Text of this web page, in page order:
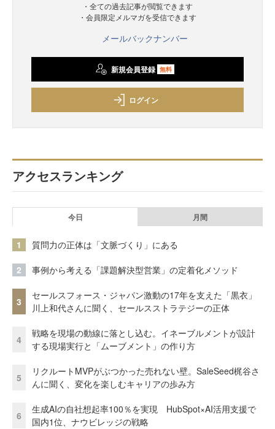
・全ての過去記事が閲覧できます
・会員限定メルマガを受信できます
メールバックナンバー
新規会員登録 無料
ログイン
アクセスランキング
今日 月間
1 質問力の正体は「文脈づくり」にある
2 事例から考える「課題解決型営業」の定着化メソッド
3
セールスフォース・ジャパン激動の17年を支えた「黒衣」
川上和代さんに聞く、セールスストラテジーの正体
4
戦略を現場の動線に落とし込む。イネーブルメントが設計
する現場実行と「ムーブメント」の作り方
5
リクルートMVPがぶつかった売れない壁。SaleSeed梶谷さ
んに聞く、変化を楽しむキャリアの歩み方
6
生成AIの自社想起率100％を実現 HubSpot×AI活用支援で
国内1位、ナウビレッジの戦略